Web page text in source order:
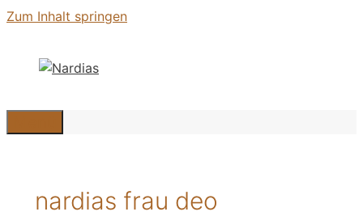
Zum Inhalt springen
nardias frau deo